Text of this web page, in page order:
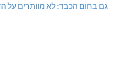
גם בחום הכבד: לא מוותרים על